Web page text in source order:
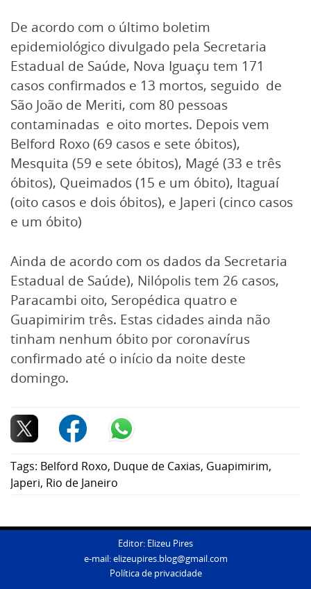
De acordo com o último boletim
epidemiológico divulgado pela Secretaria
Estadual de Saúde, Nova Iguaçu tem 171
casos confirmados e 13 mortos, seguido de
São João de Meriti, com 80 pessoas
contaminadas e oito mortes. Depois vem
Belford Roxo (69 casos e sete óbitos),
Mesquita (59 e sete óbitos), Magé (33 e três
óbitos), Queimados (15 e um óbito), Itaguaí
(oito casos e dois óbitos), e Japeri (cinco casos
e um óbito)
Ainda de acordo com os dados da Secretaria
Estadual de Saúde), Nilópolis tem 26 casos,
Paracambi oito, Seropédica quatro e
Guapimirim três. Estas cidades ainda não
tinham nenhum óbito por coronavírus
confirmado até o início da noite deste
domingo.
Tags: Belford Roxo, Duque de Caxias, Guapimirim,
Japeri, Rio de Janeiro
Editor: Elizeu Pires
e-mail:elizeupires.blog@gmail.com
Política de privacidade